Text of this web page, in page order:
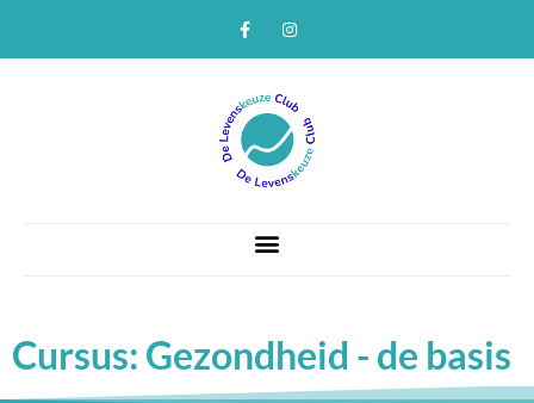
Cursus: Gezondheid - de basis